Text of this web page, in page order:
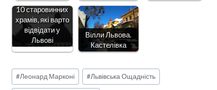
10 старовинних
храмів, які варто
відвідати у
Львові
Вілли Львова.
Кастелівка
Позначки
запису:
#Леонард Марконі #Львівська Ощадність